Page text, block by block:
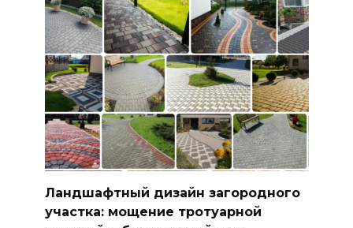
Ландшафтный дизайн загородного
участка: мощение тротуарной